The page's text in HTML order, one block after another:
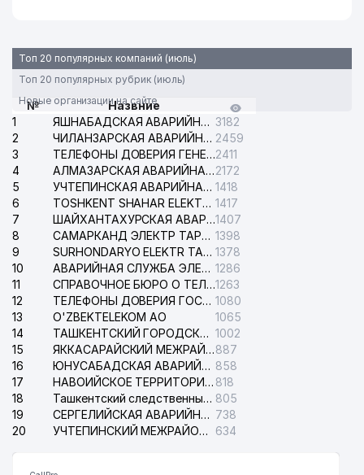
Топ 20 популярных компаний (июль)
Топ 20 популярных рубрик (июль)
Новые организации на сайте
№
Назвние
1
ЯШНАБАДСКАЯ АВАРИЙНАЯ СЛУЖБА ЭЛЕКТРОСЕТИ 3182
2
ЧИЛАНЗАРСКАЯ АВАРИЙНАЯ СЛУЖБА ЭЛЕКТРОСЕТИ 2459
3
ТЕЛЕФОНЫ ДОВЕРИЯ ГЕНЕРАЛЬНОЙ ПРОКУРАТУРЫ РЕСПУБЛИКИ УЗБЕКИСТАН2411
4
АЛМАЗАРСКАЯ АВАРИЙНАЯ СЛУЖБА ЭЛЕКТРОСЕТИ2172
5
УЧТЕПИНСКАЯ АВАРИЙНАЯ СЛУЖБА ЭЛЕКТРОСЕТИ 1418
6
TOSHKENT SHAHAR ELEKTR TARMOQLARI KORXONASI АО 1417
7
ШАЙХАНТАХУРСКАЯ АВАРИЙНАЯ СЛУЖБА ЭЛЕКТРОСЕТИ1407
8
САМАРКАНД ЭЛЕКТР ТАРМОКЛАРИ АО 1398
9
SURHONDARYO ELEKTR TARMOKLARI АО 1378
10
АВАРИЙНАЯ СЛУЖБА ЭЛЕКТРОСЕТИ ТАШКЕНТСКОГО РАЙОНА 1286
11
СПРАВОЧНОЕ БЮРО О ТЕЛЕФОНАХ ОРГАНИЗАЦИЙ г. ТАШКЕНТА1263
12
ТЕЛЕФОНЫ ДОВЕРИЯ ГОСУДАРСТВЕННОГО ЦЕНТРА ТЕСТИРОВАНИЯ 1080
13
O'ZBEKTELEKOM АО
1065
14
ТАШКЕНТСКИЙ ГОРОДСКОЙ СУД ПО ГРАЖДАНСКИМ ДЕЛАМ 1002
15
ЯККАСАРАЙСКИЙ МЕЖРАЙОННЫЙ СУД ПО ГРАЖДАНСКИМ ДЕЛАМ887
16
ЮНУСАБАДСКАЯ АВАРИЙНАЯ СЛУЖБА ЭЛЕКТРОСЕТИ 858
17
НАВОИЙСКОЕ ТЕРРИТОРИАЛЬНОЕ ПРЕДПРИЯТИЕ ЭЛЕКТРОСЕТИ АО 818
18
Ташкентский следственный изолятор 805
19
СЕРГЕЛИЙСКАЯ АВАРИЙНАЯ СЛУЖБА ЭЛЕКТРОСЕТИ 738
20
УЧТЕПИНСКИЙ МЕЖРАЙОННЫЙ СУД ПО ГРАЖДАНСКИМ ДЕЛАМ 634